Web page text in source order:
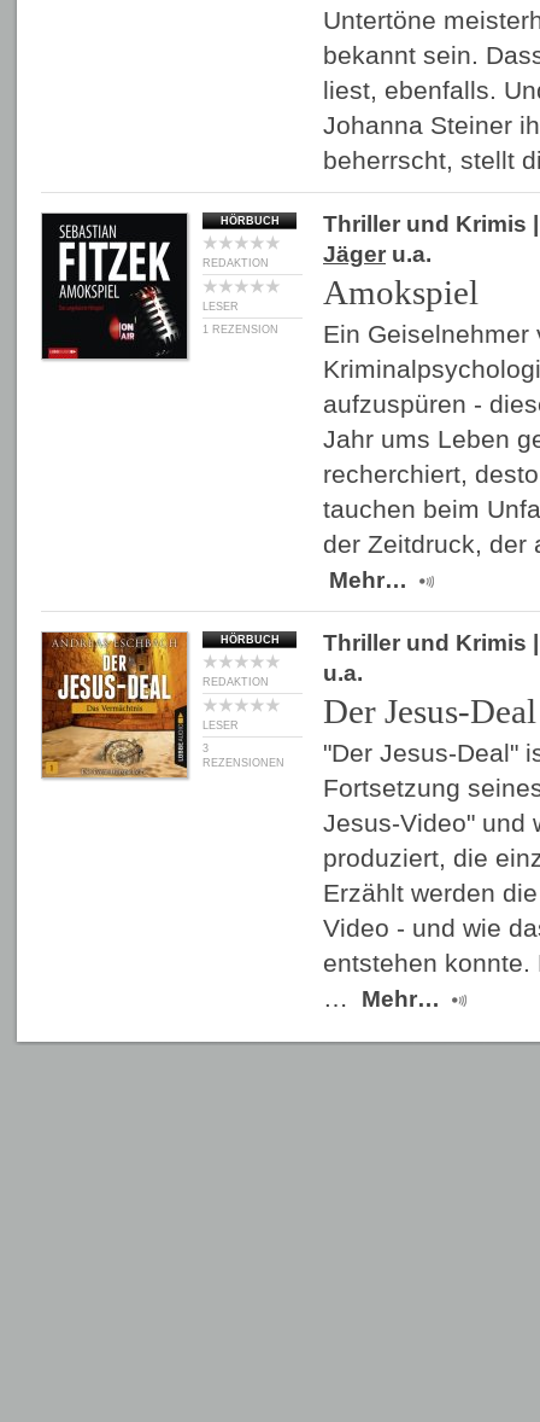
Untertöne
bekannt sein.
liest, ebenfalls.
Johanna Steiner
beherrscht, stellt
HÖRBUCH
REDAKTION
LESER
1 REZENSION
Thriller und Krimis
Jäger u.a.
Amokspiel
Ein Geiselnehmer
aufzuspüren -
Jahr ums Leben
recherchiert,
tauchen beim
der Zeitdruck,
Mehr…
HÖRBUCH
REDAKTION
LESER
3
REZENSIONEN
Thriller und Krimis
u.a.
Der Jesus-Deal
"Der Jesus-Deal"
Fortsetzung
Jesus-Video" und
produziert, die
Erzählt werden
Video - und wie
entstehen
…
Mehr…